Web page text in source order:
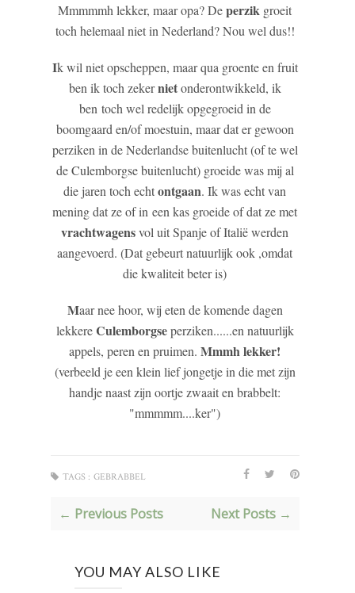
Mmmmmh lekker, maar opa? Deperzik groeit
toch helemaal niet in Nederland? Nou wel dus!!
Ik wil niet opscheppen, maar qua groente en fruit
ben ik toch zekernietonderontwikkeld, ik
ben toch wel redelijk opgegroeid in de
boomgaard en/of moestuin, maar dat er gewoon
perziken in de Nederlandse buitenlucht (of te wel
de Culemborgse buitenlucht) groeide was mij al
die jaren toch echtontgaan. Ik was echt van
mening dat ze of in een kas groeide of dat ze met
vrachtwagensvol uit Spanje of Italië werden
aangevoerd. (Dat gebeurt natuurlijk ook ,omdat
die kwaliteit beter is)
Maar nee hoor, wij eten de komende dagen
lekkereCulemborgseperziken......en natuurlijk
appels, peren en pruimen.Mmmh lekker!
(verbeeld je een klein lief jongetje in die met zijn
handje naast zijn oortje zwaait en brabbelt:
"mmmmm....ker")
TAGS : GEBRABBEL
← Previous Posts Next Posts →
YOU MAY ALSO LIKE